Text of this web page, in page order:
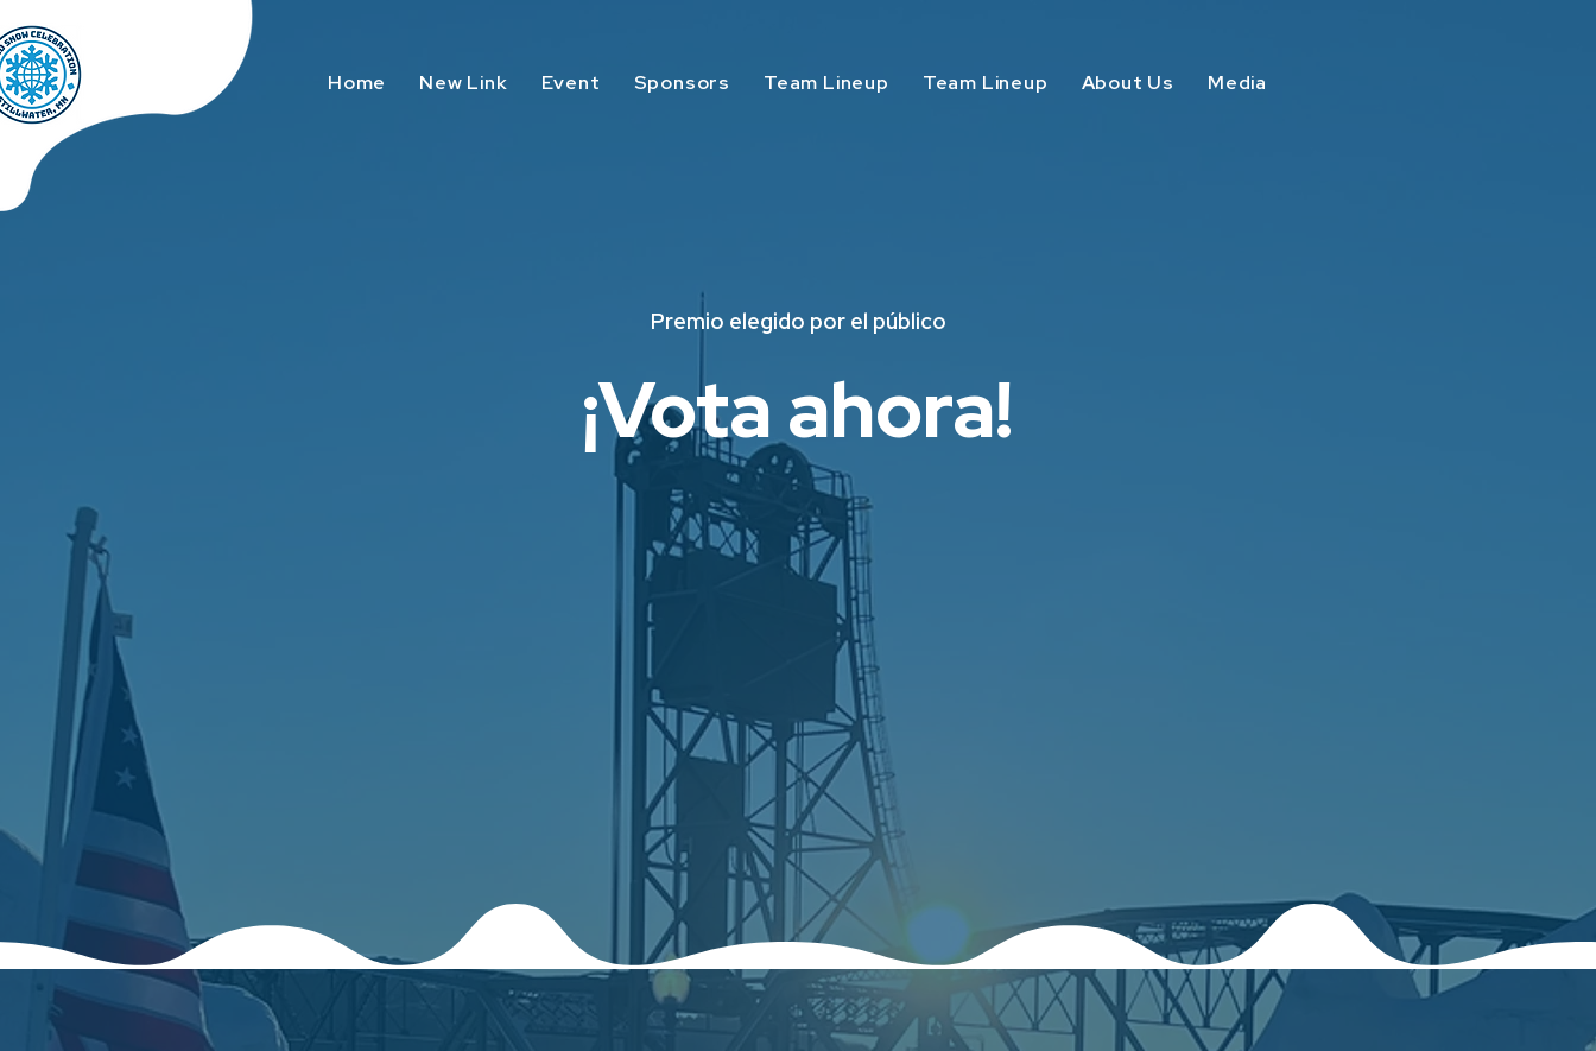
Home New Link Event Sponsors Team Lineup Team Lineup About Us Media
Premio elegido por el público
¡Vota ahora!